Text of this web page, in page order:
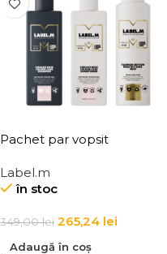
Pachet par vopsit
Label.m
în stoc
349,00lei 265,24 lei
Adaugă în coș